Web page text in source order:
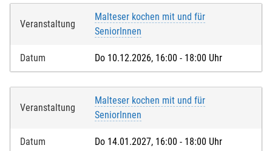
Veranstaltung
Malteser kochen mit und für
SeniorInnen
Datum Do 10.12.2026, 16:00 - 18:00 Uhr
Veranstaltung
Malteser kochen mit und für
SeniorInnen
Datum Do 14.01.2027, 16:00 - 18:00 Uhr